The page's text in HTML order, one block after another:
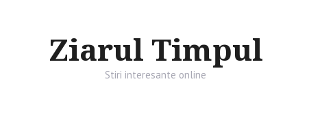
Ziarul Timpul
Stiri interesante online